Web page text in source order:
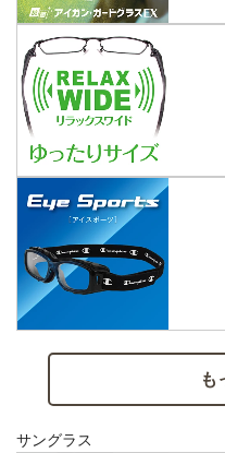
も
サングラス